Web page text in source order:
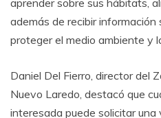
además de recibir
proteger el medio ambiente y
Daniel Del Fierro, director del
Nuevo Laredo, destacó que
interesada puede solicitar una